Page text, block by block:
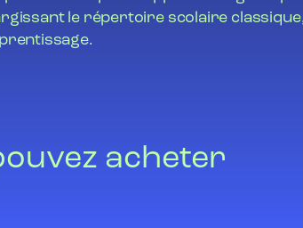
le répertoire scolaire
acheter